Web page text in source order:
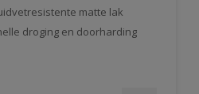
matte lak
droging en doorharding